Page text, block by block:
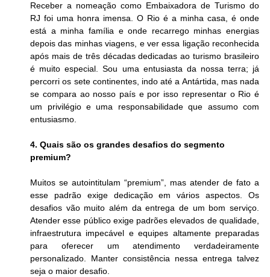
Receber a nomeação como Embaixadora de Turismo do
RJ foi uma honra imensa. O Rio é a minha casa, é onde
está a minha família e onde recarrego minhas energias
depois das minhas viagens, e ver essa ligação reconhecida
após mais de três décadas dedicadas ao turismo brasileiro
é muito especial. Sou uma entusiasta da nossa terra; já
percorri os sete continentes, indo até a Antártida, mas nada
se compara ao nosso país e por isso representar o Rio é
um privilégio e uma responsabilidade que assumo com
entusiasmo.
4. Quais são os grandes desafios do segmento
premium?
Muitos se autointitulam “premium”, mas atender de fato a
esse padrão exige dedicação em vários aspectos. Os
desafios vão muito além da entrega de um bom serviço.
Atender esse público exige padrões elevados de qualidade,
infraestrutura impecável e equipes altamente preparadas
para oferecer um atendimento verdadeiramente
personalizado. Manter consistência nessa entrega talvez
seja o maior desafio.